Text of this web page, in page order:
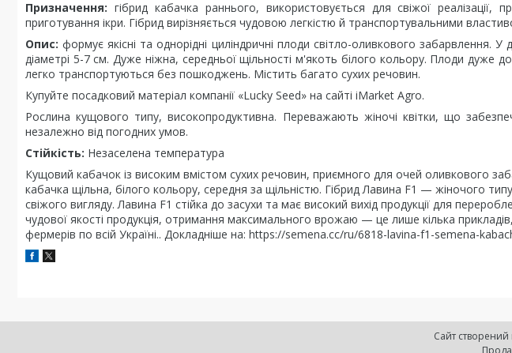
Призначення: гібрид кабачка раннього, використовується для свіжої реалізації,
приготування ікри. Гібрид вирізняється чудовою легкістю й транспортувальними
Опис:формує якісні та однорідні циліндричні плоди світло-оливкового
діаметрі 5-7 см. Дуже ніжна, середньої щільності м'якоть білого кольору. Плоди дуже
легко транспортуються без пошкоджень. Містить багато сухих речовин.
Купуйте посадковий матеріал компанії «Lucky Seed» на сайті iMarket Agro.
Рослина кущового типу, високопродуктивна. Переважають жіночі квітки, що
незалежно від погодних умов.
Стійкість: Незаселена температура
Кущовий кабачок із високим вмістом сухих речовин, приємного для очей оливкового
кабачка щільна, білого кольору, середня за щільністю. Гібрид Лавина F1 — жіночого типу
свіжого вигляду. Лавина F1 стійка до засухи та має високий вихід продукції для
чудової якості продукція, отримання максимального врожаю — це лише кілька
фермерів по всій Україні.. Докладніше на: https://semena.cc/ru/6818-lavina-f1-semena-
Сайт створений